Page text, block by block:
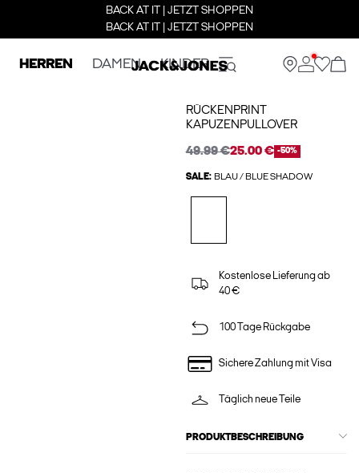
BACK AT IT | JETZT SHOPPEN
BACK AT IT | JETZT SHOPPEN
HERREN DAMEN KINDER
RÜCKENPRINT
KAPUZENPULLOVER
49.99 €25.00 € -50%
SALE: BLAU / BLUE SHADOW
Kostenlose Lieferung ab
40 €
100 Tage Rückgabe
Sichere Zahlung mit Visa
Täglich neue Teile
PRODUKTBESCHREIBUNG